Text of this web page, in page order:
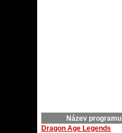
Název programu
Dragon Age Legends